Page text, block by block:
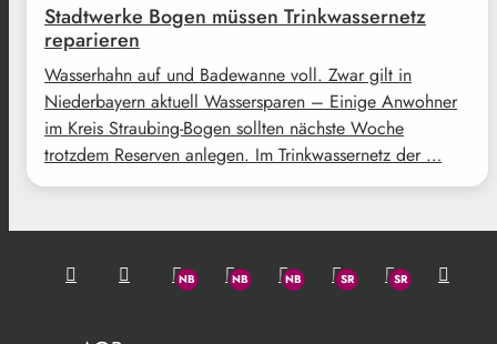
Stadtwerke Bogen müssen Trinkwassernetz
reparieren
Wasserhahn auf und Badewanne voll. Zwar gilt in
Niederbayern aktuell Wassersparen – Einige Anwohner
im Kreis Straubing-Bogen sollten nächste Woche
trotzdem Reserven anlegen. Im Trinkwassernetz der …